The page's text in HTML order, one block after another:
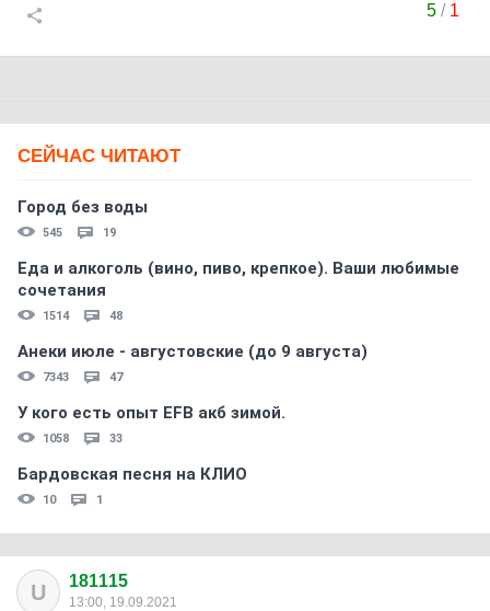
5/ 1
СЕЙЧАС ЧИТАЮТ
Город без воды
545 19
Еда и алкоголь (вино, пиво, крепкое). Ваши любимые
сочетания
1514 48
Анеки июле - августовские (до 9 августа)
7343 47
У кого есть опыт EFB акб зимой.
1058 33
Бардовская песня на КЛИО
10 1
U 181115
13:00, 19.09.2021